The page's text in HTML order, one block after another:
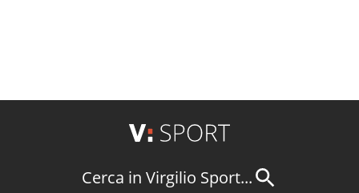
Cerca in Virgilio Sport...